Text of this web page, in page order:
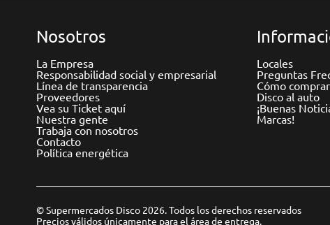
Nosotros
La Empresa
Responsabilidad social y empresarial
Línea de transparencia
Proveedores
Vea su Ticket aquí
Nuestra gente
Trabaja con nosotros
Contacto
Política energética
Locales
Preguntas
Cómo comprar
Disco al auto
¡Buenas
Marcas!
© Supermercados Disco 2026. Todos los derechos reservados
Precios válidos únicamente para el área de entrega.